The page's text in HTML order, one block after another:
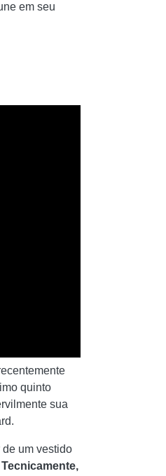
em seu
quinto
sua
um vestido
Tecnicamente,